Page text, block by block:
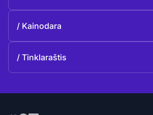
Istorija
Kontaktai
Kainodara
Tinklaraštis